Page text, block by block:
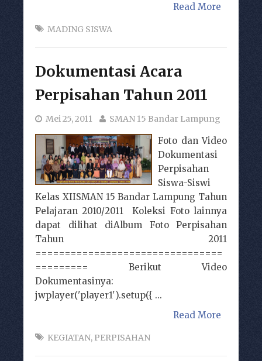
Read More
MADING SISWA
Dokumentasi Acara
Perpisahan Tahun 2011
Mei 25, 2011 SMAN 15 Bandar Lampung
Foto dan Video
Dokumentasi
Perpisahan
Siswa-Siswi
Kelas XIISMAN 15 Bandar Lampung Tahun
Pelajaran 2010/2011 Koleksi Foto lainnya
dapat dilihat diAlbum Foto Perpisahan
Tahun 2011
================================
========= Berikut Video
Dokumentasinya:
jwplayer('player1').setup({ ...
Read More
KEGIATAN, PERPISAHAN